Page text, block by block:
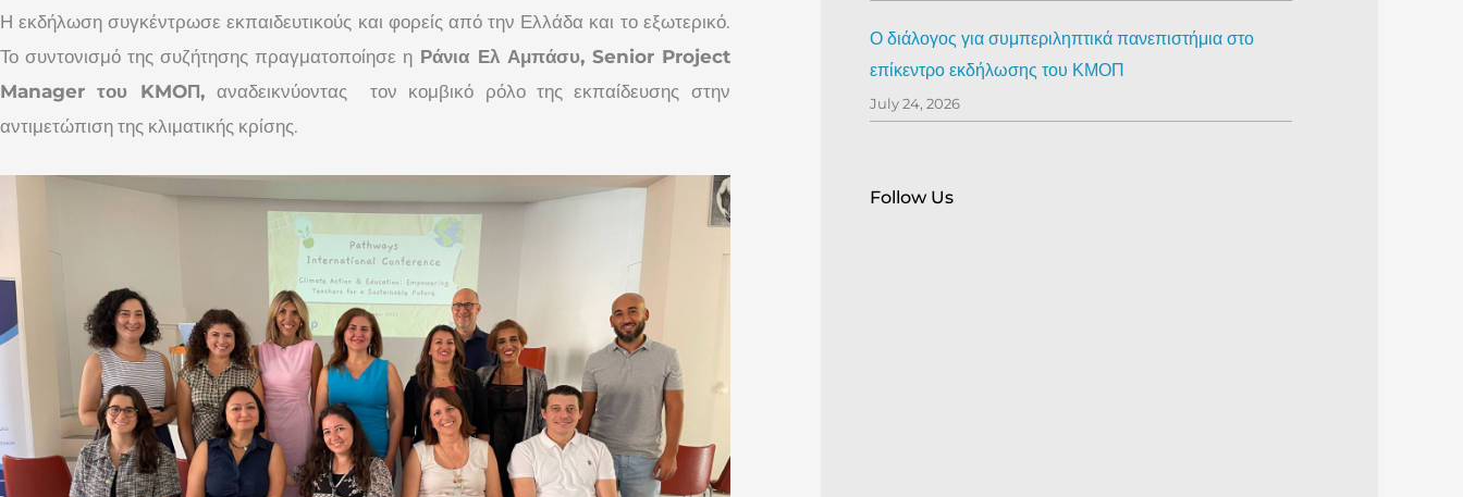
Η εκδήλωση συγκέντρωσε εκπαιδευτικούς και φορείς από την Ελλάδα και το εξωτερικό.
Το συντονισμό της συζήτησης πραγματοποίησε η Ράνια Ελ Αμπάσυ, Senior Project
Manager του KMOΠ,αναδεικνύοντας τον κομβικό ρόλο της εκπαίδευσης στην
αντιμετώπιση της κλιματικής κρίσης.
Ο διάλογος για συμπεριληπτικά πανεπιστήμια στο
επίκεντρο εκδήλωσης του ΚΜΟΠ
July 24, 2026
Follow Us